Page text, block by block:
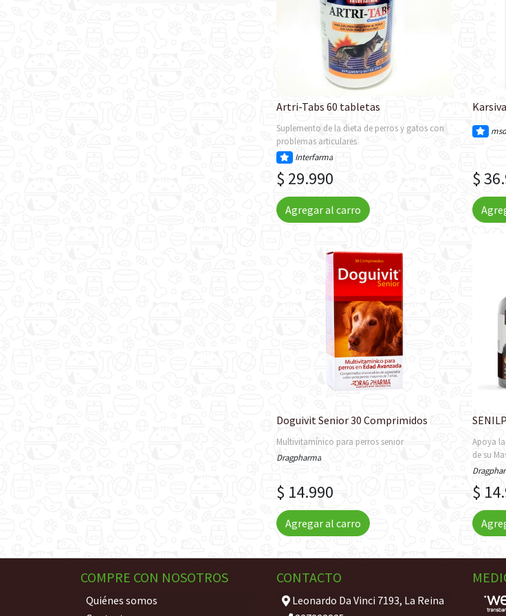
Artri-Tabs 60 tabletas
Suplemento de la dieta de perros y gatos con
problemas articulares
Interfarma
$ 29.990
Agregar al carro
msd
$
Doguivit Senior 30 Comprimidos
Multivitamínico para perros senior
Dragpharma
$ 14.990
Agregar al carro
Apoya
de su
$
COMPRE CON NOSOTROS
Quiénes somos
CONTACTO
Leonardo Da Vinci 7193, La Reina